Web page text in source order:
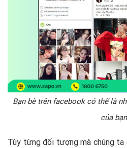
Bạn bè trên facebook có thể là
của bạn
Tùy từng đối tượng mà chúng ta